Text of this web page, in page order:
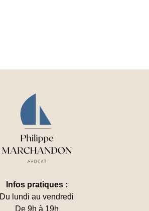
Infos pratiques :
Du lundi au vendredi
De 9h à 19h